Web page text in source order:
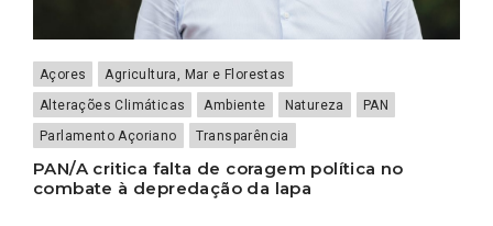
Açores
Agricultura, Mar e Florestas
Alterações Climáticas
Ambiente Natureza
PAN
Parlamento Açoriano
Transparência
PAN/A critica falta de coragem política no
combate à depredação da lapa